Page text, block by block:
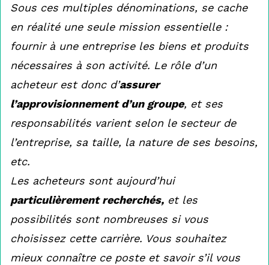
Sous ces multiples dénominations, se cache
en réalité une seule mission essentielle :
fournir à une entreprise les biens et produits
nécessaires à son activité. Le rôle d’un
acheteur est donc d’assurer
l’approvisionnement d’un groupe, et ses
responsabilités varient selon le secteur de
l’entreprise, sa taille, la nature de ses besoins,
etc.
Les acheteurs sont aujourd’hui
particulièrement recherchés, et les
possibilités sont nombreuses si vous
choisissez cette carrière. Vous souhaitez
mieux connaître ce poste et savoir s’il vous